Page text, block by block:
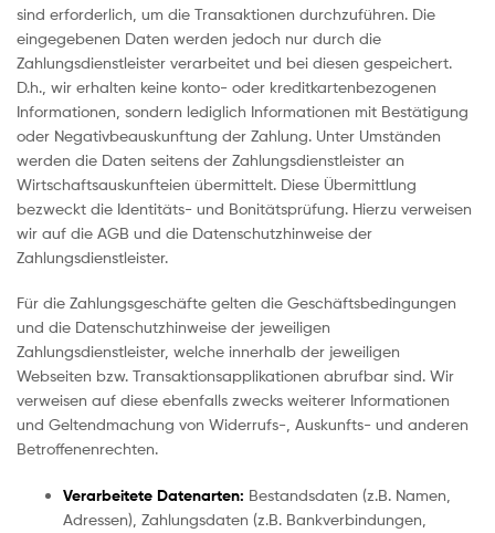
sind erforderlich, um die Transaktionen durchzuführen. Die
eingegebenen Daten werden jedoch nur durch die
Zahlungsdienstleister verarbeitet und bei diesen gespeichert.
D.h., wir erhalten keine konto- oder kreditkartenbezogenen
Informationen, sondern lediglich Informationen mit Bestätigung
oder Negativbeauskunftung der Zahlung. Unter Umständen
werden die Daten seitens der Zahlungsdienstleister an
Wirtschaftsauskunfteien übermittelt. Diese Übermittlung
bezweckt die Identitäts- und Bonitätsprüfung. Hierzu verweisen
wir auf die AGB und die Datenschutzhinweise der
Zahlungsdienstleister.
Für die Zahlungsgeschäfte gelten die Geschäftsbedingungen
und die Datenschutzhinweise der jeweiligen
Zahlungsdienstleister, welche innerhalb der jeweiligen
Webseiten bzw. Transaktionsapplikationen abrufbar sind. Wir
verweisen auf diese ebenfalls zwecks weiterer Informationen
und Geltendmachung von Widerrufs-, Auskunfts- und anderen
Betroffenenrechten.
Verarbeitete Datenarten: Bestandsdaten (z.B. Namen,
Adressen), Zahlungsdaten (z.B. Bankverbindungen,